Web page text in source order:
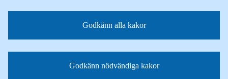
Godkänn alla kakor
Godkänn nödvändiga kakor